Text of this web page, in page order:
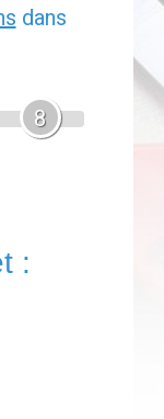
dans
8
: